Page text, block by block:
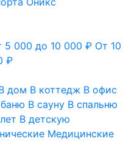
5 000 до 10 000 ₽ От 10
₽
дом В коттедж В офис
В сауну В спальню
В детскую
Медицинские